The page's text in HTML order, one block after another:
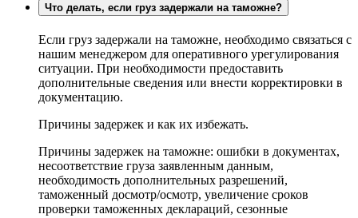
Что делать, если груз задержали на таможне?
Если груз задержали на таможне, необходимо связаться с
нашим менеджером для оперативного урегулирования
ситуации. При необходимости предоставить
дополнительные сведения или внести корректировки в
документацию.
Причины задержек и как их избежать.
Причины задержек на таможне: ошибки в документах,
несоответствие груза заявленным данным,
необходимость дополнительных разрешений,
таможенный досмотр/осмотр, увеличение сроков
проверки таможенных деклараций, сезонные